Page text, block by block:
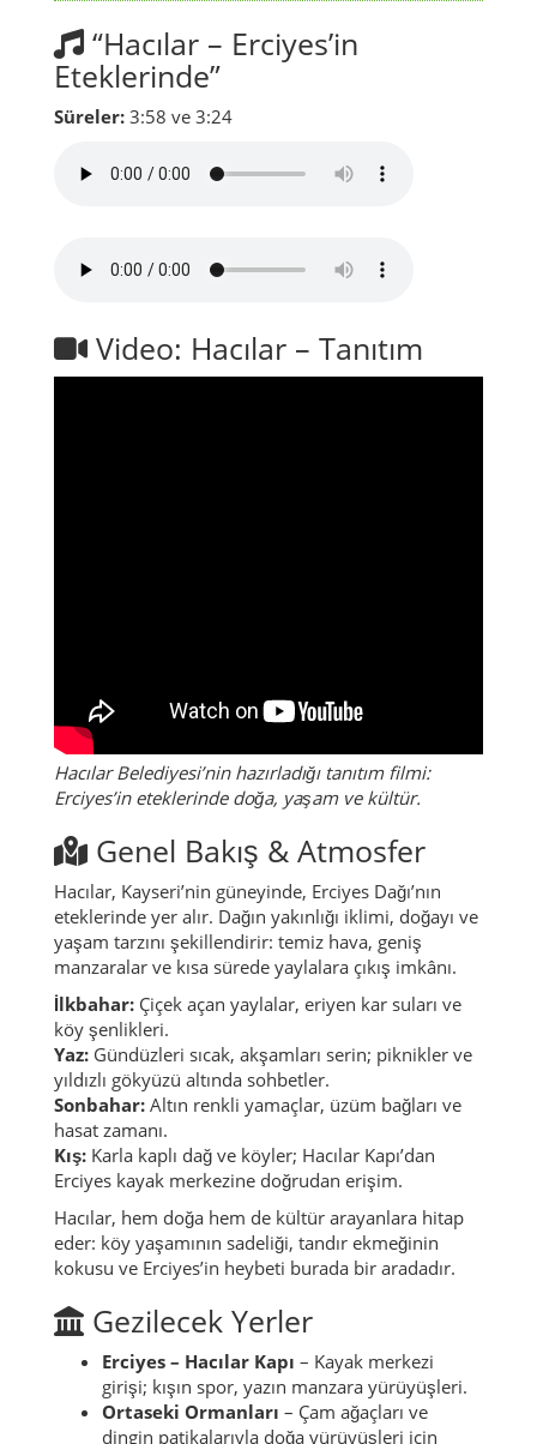
“Hacılar – Erciyes’in
Eteklerinde”
Süreler: 3:58 ve 3:24
Video: Hacılar – Tanıtım
Hacılar Belediyesi’nin hazırladığı tanıtım filmi:
Erciyes’in eteklerinde doğa, yaşam ve kültür.
Genel Bakış & Atmosfer
Hacılar, Kayseri’nin güneyinde, Erciyes Dağı’nın
eteklerinde yer alır. Dağın yakınlığı iklimi, doğayı ve
yaşam tarzını şekillendirir: temiz hava, geniş
manzaralar ve kısa sürede yaylalara çıkış imkânı.
İlkbahar: Çiçek açan yaylalar, eriyen kar suları ve
köy şenlikleri.
Yaz: Gündüzleri sıcak, akşamları serin; piknikler ve
yıldızlı gökyüzü altında sohbetler.
Sonbahar: Altın renkli yamaçlar, üzüm bağları ve
hasat zamanı.
Kış: Karla kaplı dağ ve köyler; Hacılar Kapı’dan
Erciyes kayak merkezine doğrudan erişim.
Hacılar, hem doğa hem de kültür arayanlara hitap
eder: köy yaşamının sadeliği, tandır ekmeğinin
kokusu ve Erciyes’in heybeti burada bir aradadır.
Gezilecek Yerler
Erciyes – Hacılar Kapı – Kayak merkezi
girişi; kışın spor, yazın manzara yürüyüşleri.
Ortaseki Ormanları – Çam ağaçları ve
dingin patikalarıyla doğa yürüyüşleri için